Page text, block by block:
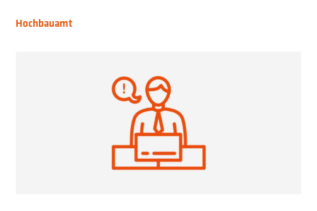
Hochbauamt